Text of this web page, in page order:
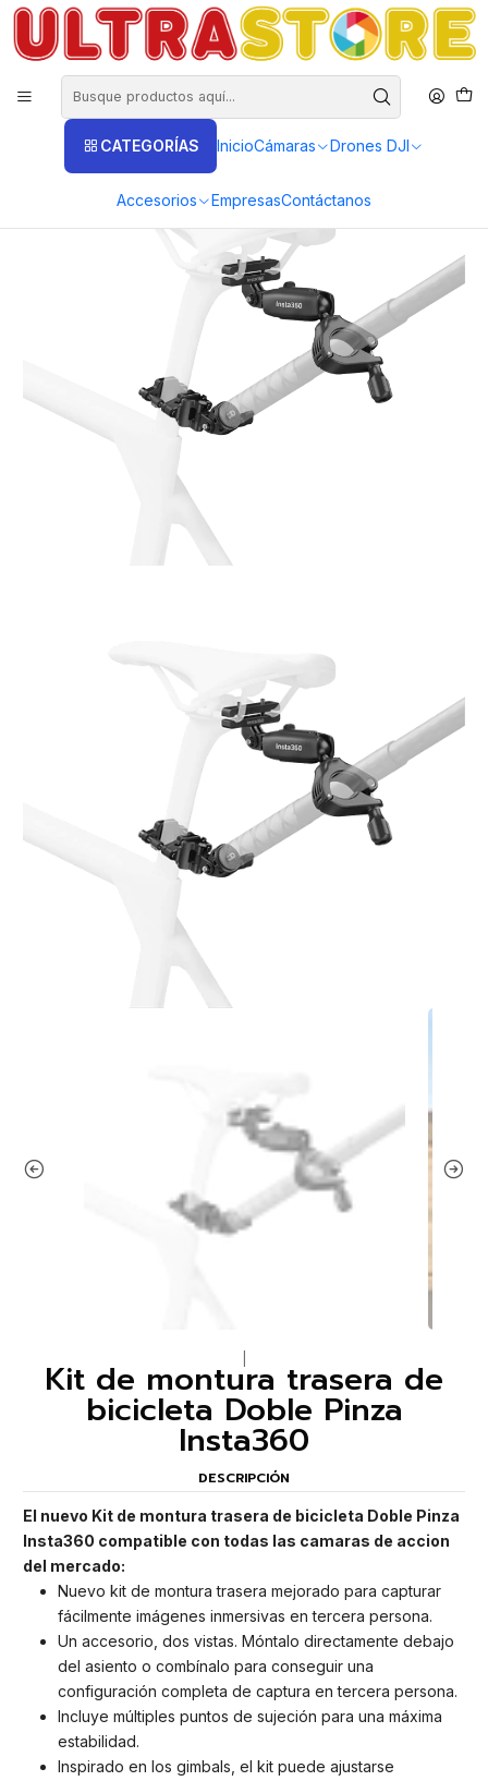
CATEGORÍAS InicioCámaras Drones DJI
Accesorios EmpresasContáctanos
DISTRIBUIDORES EXCLUSIVOS INSTA360, GOPRO, DJI
Inicio Fotografía y Video Cámaras de Acción y Deporte
Cámaras Insta360 Insta360 Ace Pro 2
Kit de montura trasera de bicicleta Doble Pinza Insta360
Kit de montura trasera de
bicicleta Doble Pinza
Insta360
DESCRIPCIÓN
El nuevo Kit de montura trasera de bicicleta Doble Pinza
Insta360 compatible con todas las camaras de accion
del mercado:
Nuevo kit de montura trasera mejorado para capturar
fácilmente imágenes inmersivas en tercera persona.
Un accesorio, dos vistas. Móntalo directamente debajo
del asiento o combínalo para conseguir una
configuración completa de captura en tercera persona.
Incluye múltiples puntos de sujeción para una máxima
estabilidad.
Inspirado en los gimbals, el kit puede ajustarse